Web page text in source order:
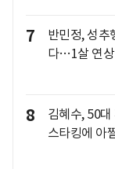
7
반민정, 성추
다…1살 연
8
김혜수, 50
스타킹에 아